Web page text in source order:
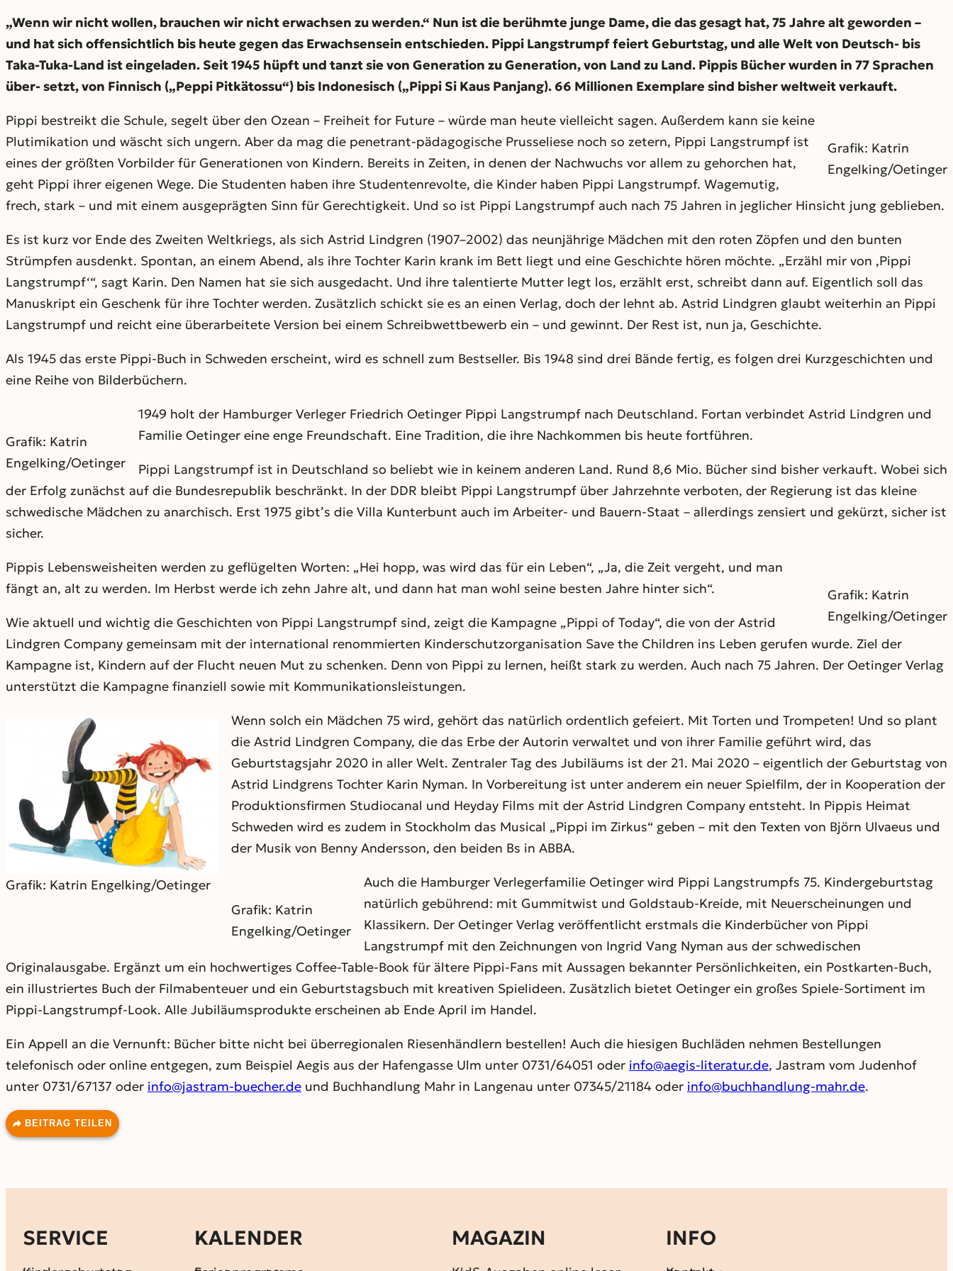
„Wenn wir nicht wollen, brauchen wir nicht erwachsen zu werden.“ Nun ist die berühmte junge Dame, die das gesagt hat, 75 Jahre alt geworden –
und hat sich offensichtlich bis heute gegen das Erwachsensein entschieden. Pippi Langstrumpf feiert Geburtstag, und alle Welt von Deutsch- bis
Taka-Tuka-Land ist eingeladen. Seit 1945 hüpft und tanzt sie von Generation zu Generation, von Land zu Land. Pippis Bücher wurden in 77 Sprachen
über- setzt, von Finnisch („Peppi Pitkätossu“) bis Indonesisch („Pippi Si Kaus Panjang). 66 Millionen Exemplare sind bisher weltweit verkauft.
Grafik: Katrin
Engelking/Oetinger
Pippi bestreikt die Schule, segelt über den Ozean – Freiheit for Future – würde man heute vielleicht sagen. Außerdem kann sie keine
Plutimikation und wäscht sich ungern. Aber da mag die penetrant-pädagogische Prusseliese noch so zetern, Pippi Langstrumpf ist
eines der größten Vorbilder für Generationen von Kindern. Bereits in Zeiten, in denen der Nachwuchs vor allem zu gehorchen hat,
geht Pippi ihrer eigenen Wege. Die Studenten haben ihre Studentenrevolte, die Kinder haben Pippi Langstrumpf. Wagemutig,
frech, stark – und mit einem ausgeprägten Sinn für Gerechtigkeit. Und so ist Pippi Langstrumpf auch nach 75 Jahren in jeglicher Hinsicht jung geblieben.
Es ist kurz vor Ende des Zweiten Weltkriegs, als sich Astrid Lindgren (1907–2002) das neunjährige Mädchen mit den roten Zöpfen und den bunten
Strümpfen ausdenkt. Spontan, an einem Abend, als ihre Tochter Karin krank im Bett liegt und eine Geschichte hören möchte. „Erzähl mir von ‚Pippi
Langstrumpf‘“, sagt Karin. Den Namen hat sie sich ausgedacht. Und ihre talentierte Mutter legt los, erzählt erst, schreibt dann auf. Eigentlich soll das
Manuskript ein Geschenk für ihre Tochter werden. Zusätzlich schickt sie es an einen Verlag, doch der lehnt ab. Astrid Lindgren glaubt weiterhin an Pippi
Langstrumpf und reicht eine überarbeitete Version bei einem Schreibwettbewerb ein – und gewinnt. Der Rest ist, nun ja, Geschichte.
Als 1945 das erste Pippi-Buch in Schweden erscheint, wird es schnell zum Bestseller. Bis 1948 sind drei Bände fertig, es folgen drei Kurzgeschichten und
eine Reihe von Bilderbüchern.
Grafik: Katrin
Engelking/Oetinger
1949 holt der Hamburger Verleger Friedrich Oetinger Pippi Langstrumpf nach Deutschland. Fortan verbindet Astrid Lindgren und
Familie Oetinger eine enge Freundschaft. Eine Tradition, die ihre Nachkommen bis heute fortführen.
Pippi Langstrumpf ist in Deutschland so beliebt wie in keinem anderen Land. Rund 8,6 Mio. Bücher sind bisher verkauft. Wobei sich
der Erfolg zunächst auf die Bundesrepublik beschränkt. In der DDR bleibt Pippi Langstrumpf über Jahrzehnte verboten, der Regierung ist das kleine
schwedische Mädchen zu anarchisch. Erst 1975 gibt’s die Villa Kunterbunt auch im Arbeiter- und Bauern-Staat – allerdings zensiert und gekürzt, sicher ist
sicher.
Grafik: Katrin
Engelking/Oetinger
Pippis Lebensweisheiten werden zu geflügelten Worten: „Hei hopp, was wird das für ein Leben“, „Ja, die Zeit vergeht, und man
fängt an, alt zu werden. Im Herbst werde ich zehn Jahre alt, und dann hat man wohl seine besten Jahre hinter sich“.
Wie aktuell und wichtig die Geschichten von Pippi Langstrumpf sind, zeigt die Kampagne „Pippi of Today“, die von der Astrid
Lindgren Company gemeinsam mit der international renommierten Kinderschutzorganisation Save the Children ins Leben gerufen wurde. Ziel der
Kampagne ist, Kindern auf der Flucht neuen Mut zu schenken. Denn von Pippi zu lernen, heißt stark zu werden. Auch nach 75 Jahren. Der Oetinger Verlag
unterstützt die Kampagne finanziell sowie mit Kommunikationsleistungen.
Grafik: Katrin Engelking/Oetinger
Wenn solch ein Mädchen 75 wird, gehört das natürlich ordentlich gefeiert. Mit Torten und Trompeten! Und so plant
die Astrid Lindgren Company, die das Erbe der Autorin verwaltet und von ihrer Familie geführt wird, das
Geburtstagsjahr 2020 in aller Welt. Zentraler Tag des Jubiläums ist der 21. Mai 2020 – eigentlich der Geburtstag von
Astrid Lindgrens Tochter Karin Nyman. In Vorbereitung ist unter anderem ein neuer Spielfilm, der in Kooperation der
Produktionsfirmen Studiocanal und Heyday Films mit der Astrid Lindgren Company entsteht. In Pippis Heimat
Schweden wird es zudem in Stockholm das Musical „Pippi im Zirkus“ geben – mit den Texten von Björn Ulvaeus und
der Musik von Benny Andersson, den beiden Bs in ABBA.
Grafik: Katrin
Engelking/Oetinger
Auch die Hamburger Verlegerfamilie Oetinger wird Pippi Langstrumpfs 75. Kindergeburtstag
natürlich gebührend: mit Gummitwist und Goldstaub-Kreide, mit Neuerscheinungen und
Klassikern. Der Oetinger Verlag veröffentlicht erstmals die Kinderbücher von Pippi
Langstrumpf mit den Zeichnungen von Ingrid Vang Nyman aus der schwedischen
Originalausgabe. Ergänzt um ein hochwertiges Coffee-Table-Book für ältere Pippi-Fans mit Aussagen bekannter Persönlichkeiten, ein Postkarten-Buch,
ein illustriertes Buch der Filmabenteuer und ein Geburtstagsbuch mit kreativen Spielideen. Zusätzlich bietet Oetinger ein großes Spiele-Sortiment im
Pippi-Langstrumpf-Look. Alle Jubiläumsprodukte erscheinen ab Ende April im Handel.
Ein Appell an die Vernunft: Bücher bitte nicht bei überregionalen Riesenhändlern bestellen! Auch die hiesigen Buchläden nehmen Bestellungen
telefonisch oder online entgegen, zum Beispiel Aegis aus der Hafengasse Ulm unter 0731/64051 oder info@aegis-literatur.de, Jastram vom Judenhof
unter 0731/67137 oder info@jastram-buecher.de und Buchhandlung Mahr in Langenau unter 07345/21184 oder info@buchhandlung-mahr.de.
BEITRAG TEILEN
SERVICE KALENDER MAGAZIN INFO